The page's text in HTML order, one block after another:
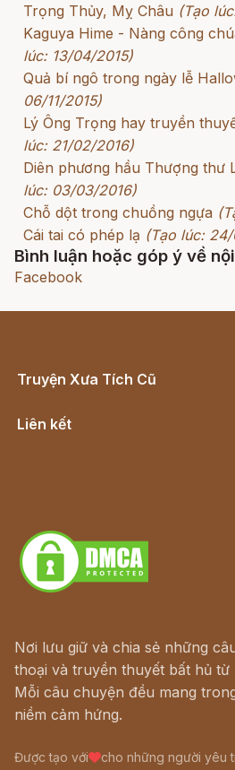
Trọng Thủy, Mỵ Châu (Tạo
Kaguya Hime - Nàng công
lúc: 13/04/2015)
Quả bí ngô trong ngày lễ
06/11/2015)
Lý Ông Trọng hay truyền
lúc: 21/02/2016)
Diên phương hầu Thượng thư
lúc: 03/03/2016)
Chỗ dột trong chuồng ngựa
Cái tai có phép lạ (Tạo lúc:
Bình luận hoặc góp ý về
Facebook
Truyện Xưa Tích Cũ
Liên kết
Nơi lưu giữ và chia sẻ những
thoại và truyền thuyết bất hủ từ
Mỗi câu chuyện đều mang
niềm cảm hứng.
Được tạo với cho những người yêu